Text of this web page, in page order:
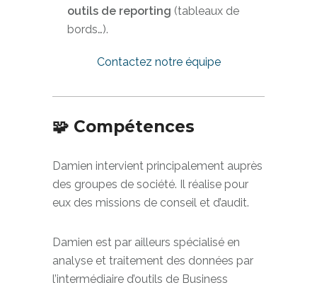
outils de reporting (tableaux de
bords…).
Contactez notre équipe
🧩 Compétences
Damien intervient principalement auprès
des groupes de société. Il réalise pour
eux des missions de conseil et d’audit.
Damien est par ailleurs spécialisé en
analyse et traitement des données par
l’intermédiaire d’outils de Business